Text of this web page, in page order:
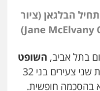
הבלגאן (ציור
Jane McElvany
בתל אביב, השופט
, שחרר למעצר בית שני צעירים בני 32